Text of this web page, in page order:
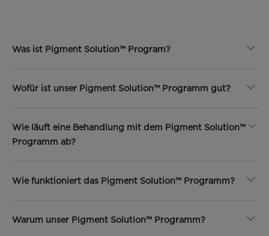
Was ist Pigment Solution™ Program?
Wofür ist unser Pigment Solution™ Programm gut?
Wie läuft eine Behandlung mit dem Pigment Solution™
Programm ab?
Wie funktioniert das Pigment Solution™ Programm?
Warum unser Pigment Solution™ Programm?